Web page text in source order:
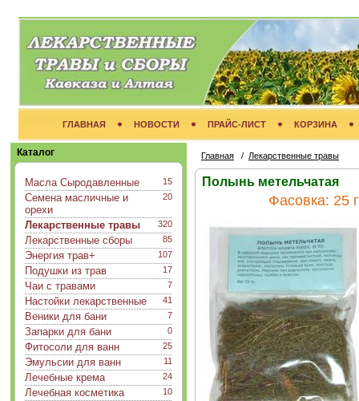
ГЛАВНАЯ НОВОСТИ ПРАЙС-ЛИСТ КОРЗИНА
Каталог
15
Масла Сыродавленные
20
Семена масличные и
орехи
320
Лекарственные травы
85
Лекарственные сборы
107
Энергия трав+
17
Подушки из трав
7
Чаи с травами
41
Настойки лекарственные
7
Веники для бани
0
Запарки для бани
25
Фитосоли для ванн
11
Эмульсии для ванн
24
Лечебные крема
10
Лечебная косметика
Главная / Лекарственные травы
Полынь метельчатая
Фасовка: 25